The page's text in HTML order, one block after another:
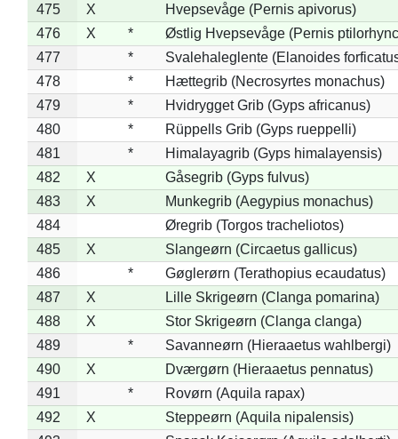
475
X
Hvepsevåge (Pernis apivorus)
476
X *
Østlig Hvepsevåge (Pernis
477
*
Svalehaleglente (Elanoides
478
*
Hættegrib (Necrosyrtes monachus)
479
*
Hvidrygget Grib (Gyps africanus)
480
*
Rüppells Grib (Gyps rueppelli)
481
*
Himalayagrib (Gyps himalayensis)
482
X
Gåsegrib (Gyps fulvus)
483
X
Munkegrib (Aegypius monachus)
484
Øregrib (Torgos tracheliotos)
485
X
Slangeørn (Circaetus gallicus)
486
*
Gøglerørn (Terathopius ecaudatus)
487
X
Lille Skrigeørn (Clanga pomarina)
488
X
Stor Skrigeørn (Clanga clanga)
489
*
Savanneørn (Hieraaetus wahlbergi)
490
X
Dværgørn (Hieraaetus pennatus)
491
*
Rovørn (Aquila rapax)
492
X
Steppeørn (Aquila nipalensis)